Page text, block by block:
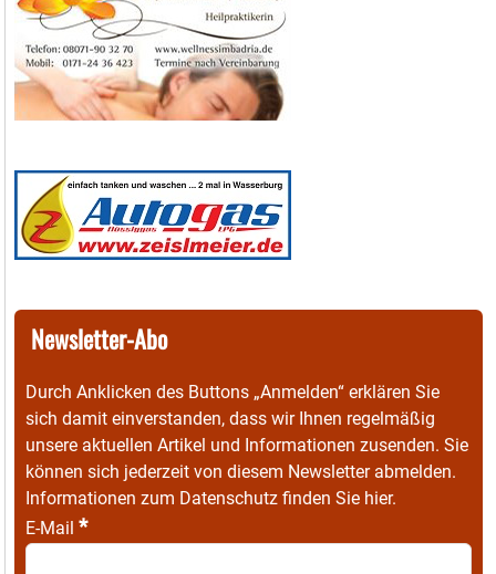
Newsletter-Abo
Durch Anklicken des Buttons „Anmelden“ erklären Sie
sich damit einverstanden, dass wir Ihnen regelmäßig
unsere aktuellen Artikel und Informationen zusenden. Sie
können sich jederzeit von diesem Newsletter abmelden.
Informationen zum Datenschutz finden Sie hier.
E-Mail *